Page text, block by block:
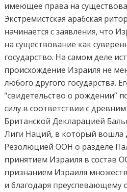
имеющее права на
Экстремистская арабская
начинается с заявления, что
на существование как
государство. На самом деле
происхождение Израиля не
любого другого государства.
“свидетельство о рождении”
силу в соответствии с
Британской Декларацией
Лиги Наций, в который вошла
Резолюцией ООН о разделе
принятием Израиля в состав
признанием Израиля
и благодаря преуспевающему